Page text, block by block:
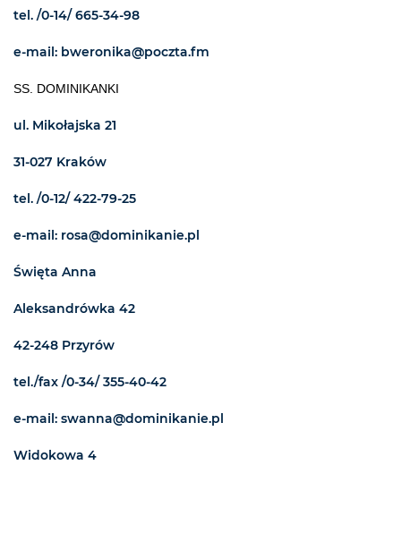
tel. /0-14/ 665-34-98
e-mail: bweronika@poczta.fm
SS. DOMINIKANKI
ul. Mikołajska 21
31-027 Kraków
tel. /0-12/ 422-79-25
e-mail: rosa@dominikanie.pl
Święta Anna
Aleksandrówka 42
42-248 Przyrów
tel./fax /0-34/ 355-40-42
e-mail: swanna@dominikanie.pl
Widokowa 4